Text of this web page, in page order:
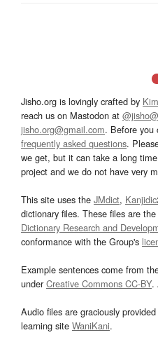
Jisho.org is lovingly crafted by
reach us on Mastodon at
jisho.org@gmail.com. Before you
frequently asked questions.
we get, but it can take a long
project and we do not have very
This site uses the JMdict,
dictionary files. These files are
Dictionary Research and
conformance with the Group's
Example sentences come from
underCreative Commons CC-BY.
Audio files are graciously
learning site WaniKani.